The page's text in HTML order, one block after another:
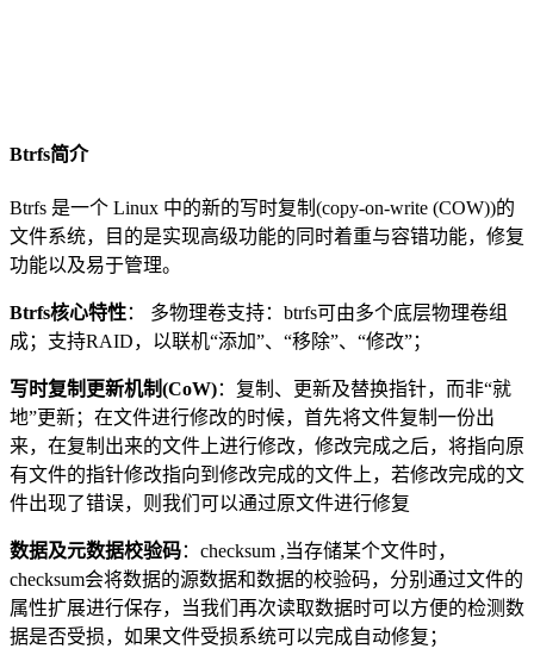
Btrfs简介
Btrfs 是一个 Linux 中的新的写时复制(copy-on-write (COW))的
文件系统，目的是实现高级功能的同时着重与容错功能，修复
功能以及易于管理。
Btrfs核心特性： 多物理卷支持：btrfs可由多个底层物理卷组
成；支持RAID，以联机“添加”、“移除”、“修改”；
写时复制更新机制(CoW)：复制、更新及替换指针，而非“就
地”更新；在文件进行修改的时候，首先将文件复制一份出
来，在复制出来的文件上进行修改，修改完成之后，将指向原
有文件的指针修改指向到修改完成的文件上，若修改完成的文
件出现了错误，则我们可以通过原文件进行修复
数据及元数据校验码：checksum ,当存储某个文件时，
checksum会将数据的源数据和数据的校验码，分别通过文件的
属性扩展进行保存，当我们再次读取数据时可以方便的检测数
据是否受损，如果文件受损系统可以完成自动修复；